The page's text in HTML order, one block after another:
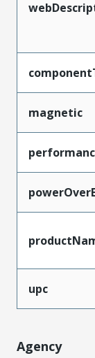
magnetic
upc
Agency